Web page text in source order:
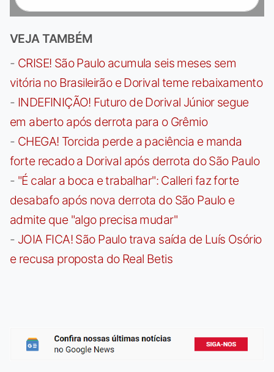
VEJA TAMBÉM
- CRISE! São Paulo acumula seis meses sem
vitória no Brasileirão e Dorival teme rebaixamento
- INDEFINIÇÃO! Futuro de Dorival Júnior segue
em aberto após derrota para o Grêmio
- CHEGA! Torcida perde a paciência e manda
forte recado a Dorival após derrota do São Paulo
- "É calar a boca e trabalhar": Calleri faz forte
desabafo após nova derrota do São Paulo e
admite que "algo precisa mudar"
- JOIA FICA! São Paulo trava saída de Luís Osório
e recusa proposta do Real Betis